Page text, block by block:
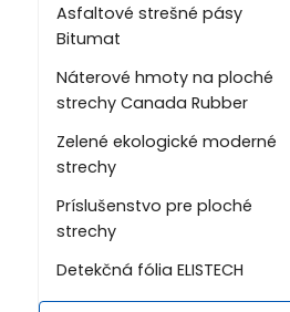
Asfaltové strešné pásy
Bitumat
Náterové hmoty na ploché
strechy Canada Rubber
Zelené ekologické moderné
strechy
Príslušenstvo pre ploché
strechy
Detekčná fólia ELISTECH